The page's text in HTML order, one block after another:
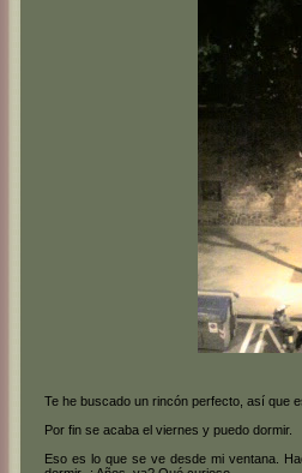
Te he buscado un rincón perfecto, así que
Por fin se acaba el viernes y puedo dormir.
Eso es lo que se ve desde mi ventana.